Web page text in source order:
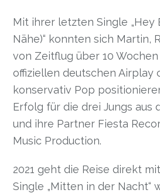
Mit ihrer letzten Single „Hey
Nähe)“ konnten sich Martin,
von Zeitflug über 10
offiziellen deutschen Airplay
konservativ Pop
Erfolg für die drei Jungs aus
und ihre Partner Fiesta
Music Production.
2021 geht die Reise direkt
Single „Mitten in der Nacht“